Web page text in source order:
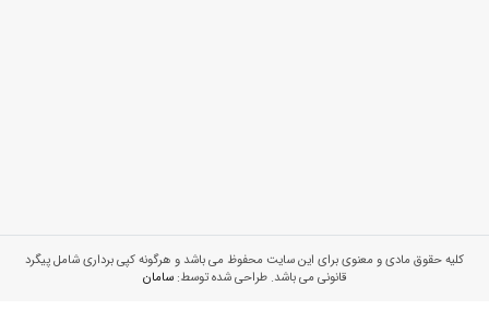
کلیه حقوق مادی و معنوی برای این سایت محفوظ می باشد و هرگونه کپی برداری شامل پیگرد
قانونی می باشد. طراحی شده توسط:سامان